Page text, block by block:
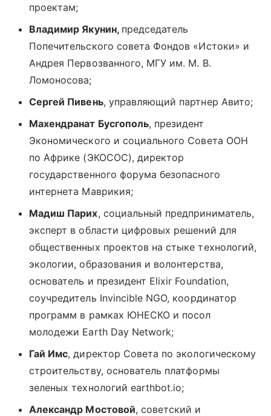
проектам;
Владимир Якунин, председатель
Попечительского совета Фондов «Истоки» и
Андрея Первозванного, МГУ им. М. В.
Ломоносова;
Сергей Пивень, управляющий партнер Авито;
Махендранат Бусгополь, президент
Экономического и социального Совета ООН
по Африке (ЭКОСОС), директор
государственного форума безопасного
интернета Маврикия;
Мадиш Парих, социальный предприниматель,
эксперт в области цифровых решений для
общественных проектов на стыке технологий,
экологии, образования и волонтерства,
основатель и президент Elixir Foundation,
соучредитель Invincible NGO, координатор
программ в рамках ЮНЕСКО и посол
молодежи Earth Day Network;
Гай Имс, директор Совета по экологическому
строительству, основатель платформы
зеленых технологий earthbot.io;
Александр Мостовой, советский и